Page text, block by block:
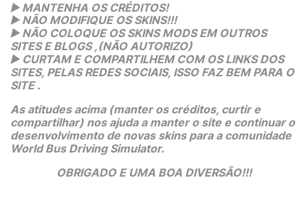
▶️ MANTENHA OS CRÉDITOS!
▶️ NÃO MODIFIQUE OS SKINS!!!
▶️ NÃO COLOQUE OS SKINS MODS EM OUTROS
SITES E BLOGS ,(NÃO AUTORIZO)
▶️ CURTAM E COMPARTILHEM COM OS LINKS DOS
SITES, PELAS REDES SOCIAIS, ISSO FAZ BEM PARA O
SITE .
As atitudes acima (manter os créditos, curtir e
compartilhar) nos ajuda a manter o site e continuar o
desenvolvimento de novas skins para a comunidade
World Bus Driving Simulator.
OBRIGADO E UMA BOA DIVERSÃO!!!